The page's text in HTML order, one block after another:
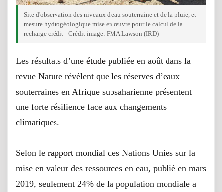
Site d'observation des niveaux d'eau souterraine et de la pluie, et
mesure hydrogéologique mise en œuvre pour le calcul de la
recharge crédit - Crédit image: FMA Lawson (IRD)
Les résultats d’une étude publiée en août dans la
revue Nature révèlent que les réserves d’eaux
souterraines en Afrique subsaharienne présentent
une forte résilience face aux changements
climatiques.
Selon le rapport mondial des Nations Unies sur la
mise en valeur des ressources en eau, publié en mars
2019, seulement 24% de la population mondiale a